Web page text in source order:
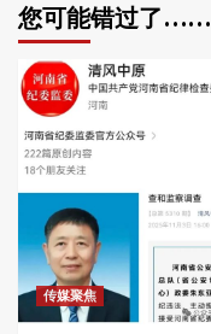
您可能错过了……
传媒聚焦